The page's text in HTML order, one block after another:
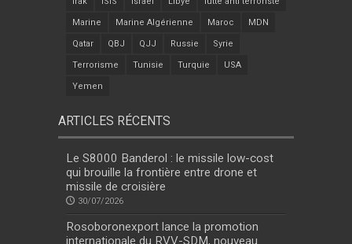
Marine Marine Algérienne Maroc MDN
Qatar QBJ QJJ Russie Syrie
Terrorisme Tunisie Turquie USA
Yemen
ARTICLES RÉCENTS
Le S8000 Banderol : le missile low-cost
qui brouille la frontière entre drone et
missile de croisière
30/07/2026
Rosoboronexport lance la promotion
internationale du RVV-SDM, nouveau